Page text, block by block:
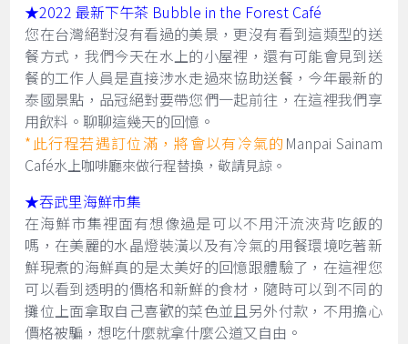
★2022 最新下午茶 Bubble in the Forest Café
您在台灣絕對沒有看過的美景，更沒有看到這類型的送
餐方式，我們今天在水上的小屋裡，還有可能會見到送
餐的工作人員是直接涉水走過來協助送餐，今年最新的
泰國景點，品冠絕對要帶您們一起前往，在這裡我們享
用飲料。聊聊這幾天的回憶。
*此行程若遇訂位滿，將會以有冷氣的 Manpai Sainam
Café水上咖啡廳來做行程替換，敬請見諒。
★吞武里海鮮市集
在海鮮市集裡面有想像過是可以不用汗流浹背吃飯的
嗎，在美麗的水晶燈裝潢以及有冷氣的用餐環境吃著新
鮮現煮的海鮮真的是太美好的回憶跟體驗了，在這裡您
可以看到透明的價格和新鮮的食材，隨時可以到不同的
攤位上面拿取自己喜歡的菜色並且另外付款，不用擔心
價格被騙，想吃什麼就拿什麼公道又自由。